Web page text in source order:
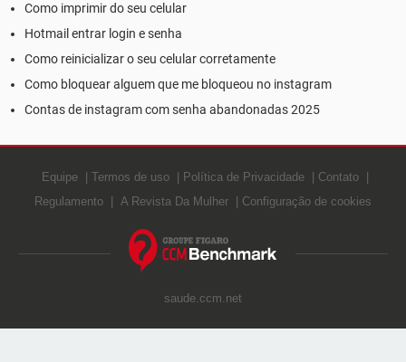
Como imprimir do seu celular
Hotmail entrar login e senha
Como reinicializar o seu celular corretamente
Como bloquear alguem que me bloqueou no instagram
Contas de instagram com senha abandonadas 2025
Equipe Termos de uso Política de Privacidade
Contato
Regulamento
A Revista Da Mulher Configuração de cookies
saude.ccm.net